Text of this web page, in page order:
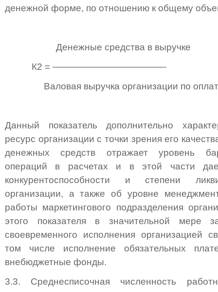
денежной форме, по отношению к общему
Денежные средства в выручке
К2 = ————————————-
Валовая выручка организации по
Данный показатель дополнительно
ресурс организации с точки зрения его
денежных средств отражает уровень
операций в расчетах и в этой части
конкурентоспособности и степени
организации, а также об уровне
работы маркетингового подразделения
этого показателя в значительной мере
своевременного исполнения организацией
том числе исполнение обязательных
внебюджетные фонды.
3.3. Среднесписочная численность